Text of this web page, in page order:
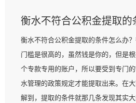
衡水不符合公积金提取的
衡水不符合公积金提取的条件怎么办
门槛是很高的，虽然钱是你的，但是
个专款专用的账户，所以要受到专门
水管理的政策规定才能提取出来。在
解到，提取的条件就那几条发现其实